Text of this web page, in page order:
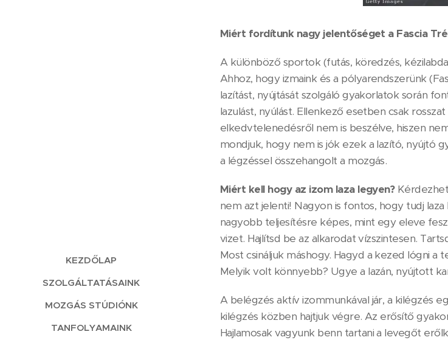
KEZDŐLAP
SZOLGÁLTATÁSAINK
MOZGÁS STÚDIÓNK
TANFOLYAMAINK
Miért fordítunk nagy jelentőséget a Fascia
A különböző sportok (futás, köredzés,
Ahhoz, hogy izmaink és a pólyarendszerünk
lazítást, nyújtását szolgáló gyakorlatok során
lazulást, nyúlást. Ellenkező esetben csak
elkedvtelenedésről nem is beszélve, hiszen
mondjuk, hogy nem is jók ezek a lazító, nyújtó
a légzéssel összehangolt a mozgás.
Miért kell hogy az izom laza legyen?
nem azt jelenti! Nagyon is fontos, hogy tudj
nagyobb teljesítésre képes, mint egy eleve
vizet. Hajlítsd be az alkarodat vízszintesen.
Most csináljuk máshogy. Hagyd a kezed lógni
Melyik volt könnyebb? Ugye a lazán, nyújtott
A belégzés aktív izommunkával jár, a kilégzés
kilégzés közben hajtjuk végre. Az erősítő
Hajlamosak vagyunk benn tartani a levegőt